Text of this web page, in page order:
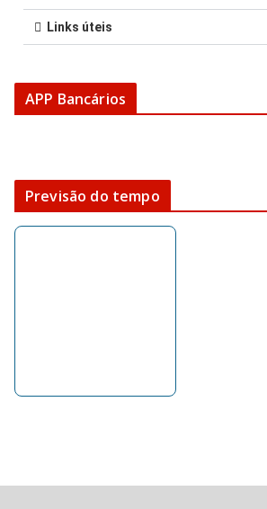
Links úteis
APP Bancários
Previsão do tempo